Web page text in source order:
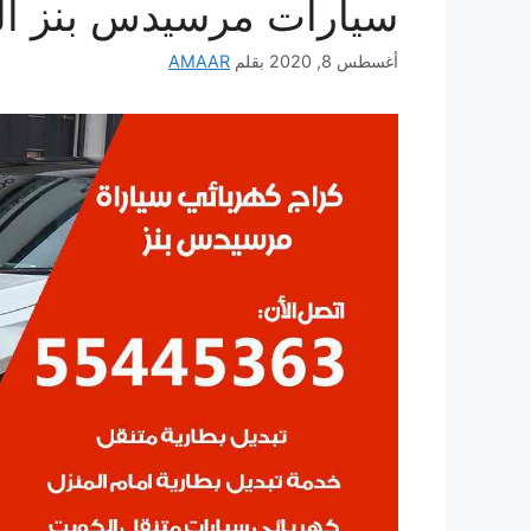
سيارات مرسيدس بنز
أغسطس 8, 2020 بقلم AMAAR